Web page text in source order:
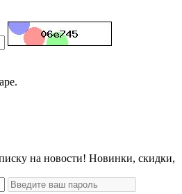
на новости! Новинки, скидки,